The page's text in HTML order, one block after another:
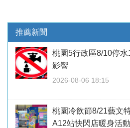
推薦新聞
桃園5行政區8/10停
影響
2026-08-06 18:15
桃園冷飲節8/21藝文
A12站快閃店暖身活